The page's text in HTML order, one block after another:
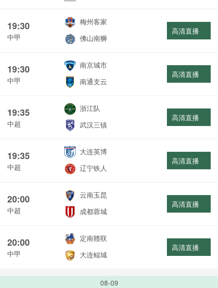
19:30
中甲
梅州客家
佛山南狮
高清直播
19:30
中甲
南京城市
南通支云
高清直播
19:35
中超
浙江队
武汉三镇
高清直播
19:35
中超
大连英博
辽宁铁人
高清直播
20:00
中超
云南玉昆
成都蓉城
高清直播
20:00
中甲
定南赣联
大连鲲城
高清直播
08-09